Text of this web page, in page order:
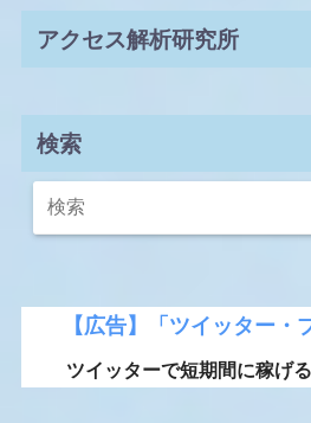
アクセス解析研究所
検索
【広告】「ツイッター・
ツイッターで短期間に稼げ